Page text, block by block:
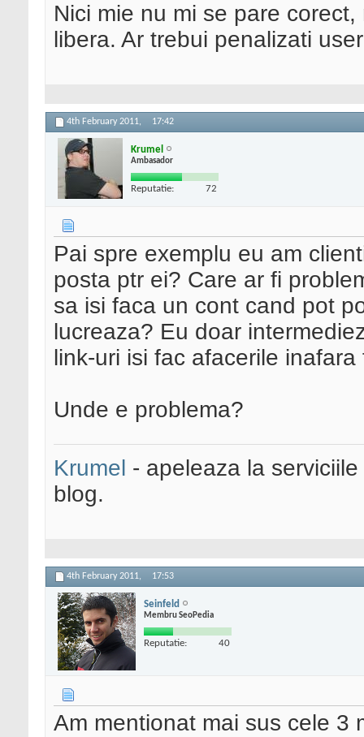
Nici mie nu mi se pare
libera. Ar trebui penalizati
4th February 2011, 17:42
Krumel
Ambasador
Reputatie: 72
Pai spre exemplu eu am
posta ptr ei? Care ar fi
sa isi faca un cont cand pot
lucreaza? Eu doar
link-uri isi fac afacerile
Unde e problema?
Krumel - apeleaza la
blog.
4th February 2011, 17:53
Seinfeld
Membru SeoPedia
Reputatie: 40
Am mentionat mai sus cele 3